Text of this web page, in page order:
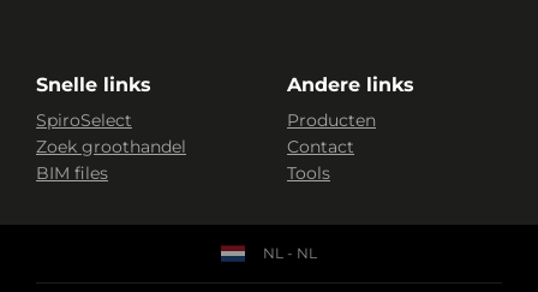
Snelle links
SpiroSelect
Zoek groothandel
BIM files
Andere links
Producten
Contact
Tools
NL - NL